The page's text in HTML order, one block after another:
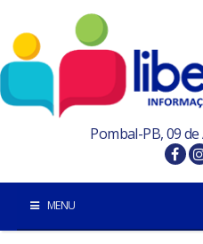
Pombal-PB, 09
MENU